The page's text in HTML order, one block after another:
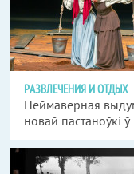
РАЗВЛЕЧЕНИЯ И ОТДЫХ
Неймаверная
новай пастаноўкі